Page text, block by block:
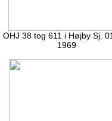
OHJ 38 tog 611 i Højby Sj.
1969